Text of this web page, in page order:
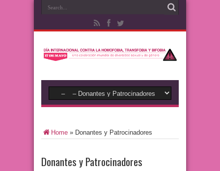
Home » Donantes y Patrocinadores
Donantes y Patrocinadores